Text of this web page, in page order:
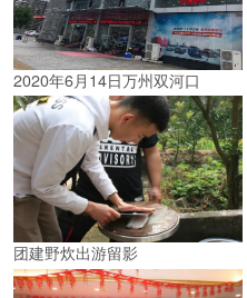
2020年6月14日万州双河口
团建野炊出游留影